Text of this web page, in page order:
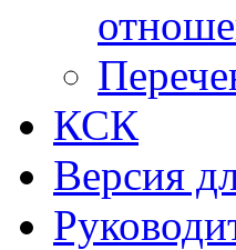
КСК
Версия